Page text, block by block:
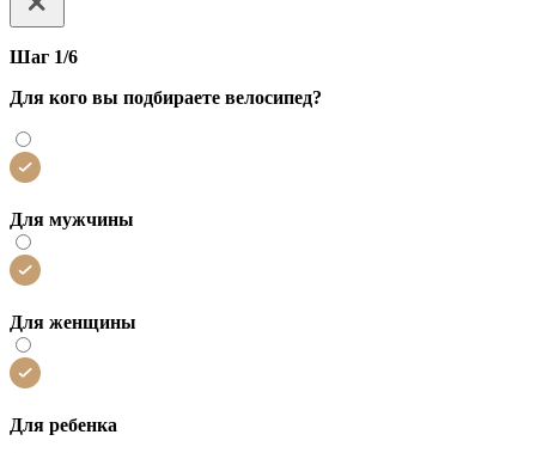
Шаг 1/6
Для кого вы подбираете велосипед?
Для мужчины
Для женщины
Для ребенка